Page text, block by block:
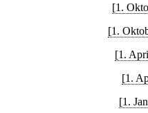
[1.
[1.
[1.
[1.
[1.